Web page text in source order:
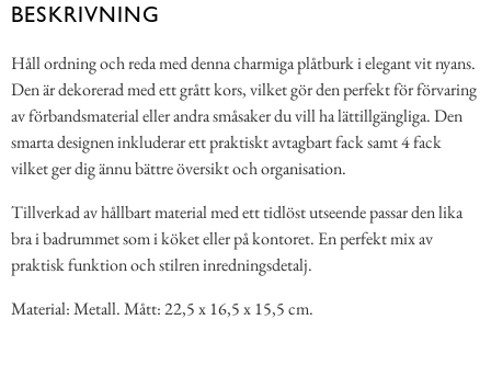
BESKRIVNING
Håll ordning och reda med denna charmiga plåtburk i elegant vit nyans.
Den är dekorerad med ett grått kors, vilket gör den perfekt för förvaring
av förbandsmaterial eller andra småsaker du vill ha lättillgängliga. Den
smarta designen inkluderar ett praktiskt avtagbart fack samt 4 fack
vilket ger dig ännu bättre översikt och organisation.
Tillverkad av hållbart material med ett tidlöst utseende passar den lika
bra i badrummet som i köket eller på kontoret. En perfekt mix av
praktisk funktion och stilren inredningsdetalj.
Material: Metall. Mått: 22,5 x 16,5 x 15,5 cm.